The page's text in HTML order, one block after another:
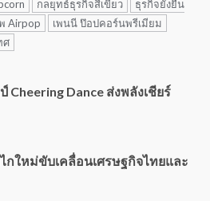
กลยุทธ์ธุรกิจสีเขียว
ธุรกิจยั่งยืน
Airpop
เพนนี ป๊อปคอร์นพรีเมียม
ศ
Cheering Dance ส่งพลังเชียร์
กใหม่ขับเคลื่อนเศรษฐกิจไทยและ